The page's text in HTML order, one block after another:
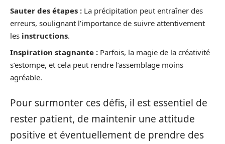
Sauter des étapes : La précipitation peut entraîner des
erreurs, soulignant l’importance de suivre attentivement
les instructions.
Inspiration stagnante : Parfois, la magie de la créativité
s’estompe, et cela peut rendre l’assemblage moins
agréable.
Pour surmonter ces défis, il est essentiel de
rester patient, de maintenir une attitude
positive et éventuellement de prendre des